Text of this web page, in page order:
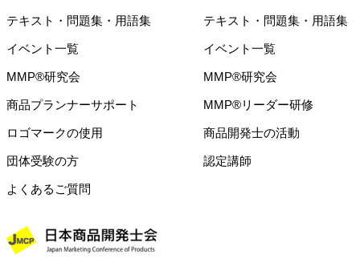
テキスト・問題集・用語集
イベント一覧
MMP®研究会
商品プランナーサポート
ロゴマークの使用
団体受験の方
よくあるご質問
テキスト・問題集・用語集
イベント一覧
MMP®研究会
MMP®リーダー研修
商品開発士の活動
認定講師